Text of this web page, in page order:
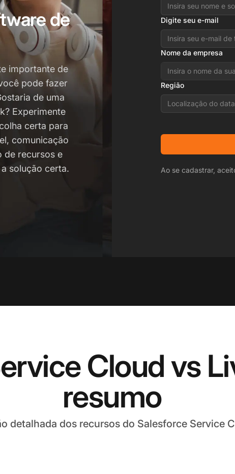
de
importante de
pode fazer
de uma
Experimente
certa para
comunicação
de recursos e
solução certa.
Digite seu e-mail
Nome da empresa
Região
Localização do
Ao se cadastrar,
Cloud vs
resumo
detalhada dos recursos do Salesforce Service